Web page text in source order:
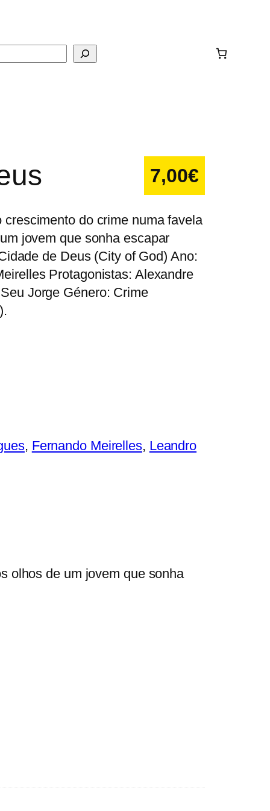
7,00€
do crime numa favela
jovem que sonha escapar
de Deus (City of God) Ano:
Protagonistas: Alexandre
Jorge Género: Crime
, Fernando Meirelles, Leandro
olhos de um jovem que sonha